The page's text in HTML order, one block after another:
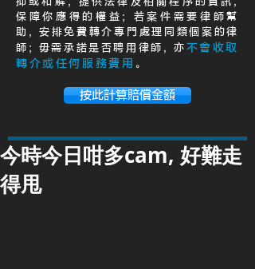
保障你應得的權益; 若案件需要律師幫
助, 安排免費轉介專門處理同類個案的律
師; 毋需承諾是否聘用律師, 亦 不會收取
轉介或任何服務費用 。
按此計算賠償金額
今時今日咁多cam, 好難走
得甩